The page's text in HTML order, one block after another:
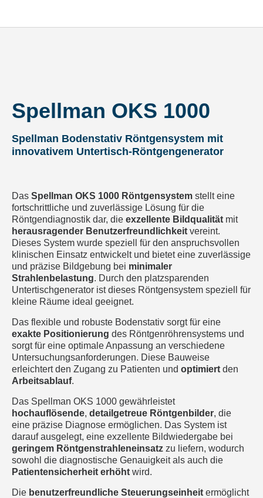
Spellman OKS 1000
Spellman Bodenstativ Röntgensystem mit
innovativem Untertisch-Röntgengenerator
Das Spellman OKS 1000 Röntgensystem stellt eine
fortschrittliche und zuverlässige Lösung für die
Röntgendiagnostik dar, die exzellente Bildqualität mit
herausragender Benutzerfreundlichkeit vereint.
Dieses System wurde speziell für den anspruchsvollen
klinischen Einsatz entwickelt und bietet eine zuverlässige
und präzise Bildgebung bei minimaler
Strahlenbelastung. Durch den platzsparenden
Untertischgenerator ist dieses Röntgensystem speziell für
kleine Räume ideal geeignet.
Das flexible und robuste Bodenstativ sorgt für eine
exakte Positionierung des Röntgenröhrensystems und
sorgt für eine optimale Anpassung an verschiedene
Untersuchungsanforderungen. Diese Bauweise
erleichtert den Zugang zu Patienten und optimiert den
Arbeitsablauf.
Das Spellman OKS 1000 gewährleistet
hochauflösende, detailgetreue Röntgenbilder, die
eine präzise Diagnose ermöglichen. Das System ist
darauf ausgelegt, eine exzellente Bildwiedergabe bei
geringem Röntgenstrahleneinsatz zu liefern, wodurch
sowohl die diagnostische Genauigkeit als auch die
Patientensicherheit erhöht wird.
Die benutzerfreundliche Steuerungseinheit ermöglicht